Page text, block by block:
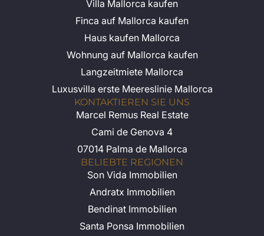
Villa Mallorca kaufen
Finca auf Mallorca kaufen
Haus kaufen Mallorca
Wohnung auf Mallorca kaufen
Langzeitmiete Mallorca
Luxusvilla erste Meereslinie Mallorca
KONTAKTIEREN SIE UNS
Marcel Remus Real Estate
Cami de Genova 4
07014 Palma de Mallorca
BELIEBTE REGIONEN
Son Vida Immobilien
Andratx Immobilien
Bendinat Immobilien
Santa Ponsa Immobilien